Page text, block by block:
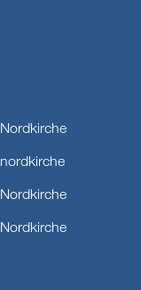
Nordkirche
nordkirche
Nordkirche
Nordkirche